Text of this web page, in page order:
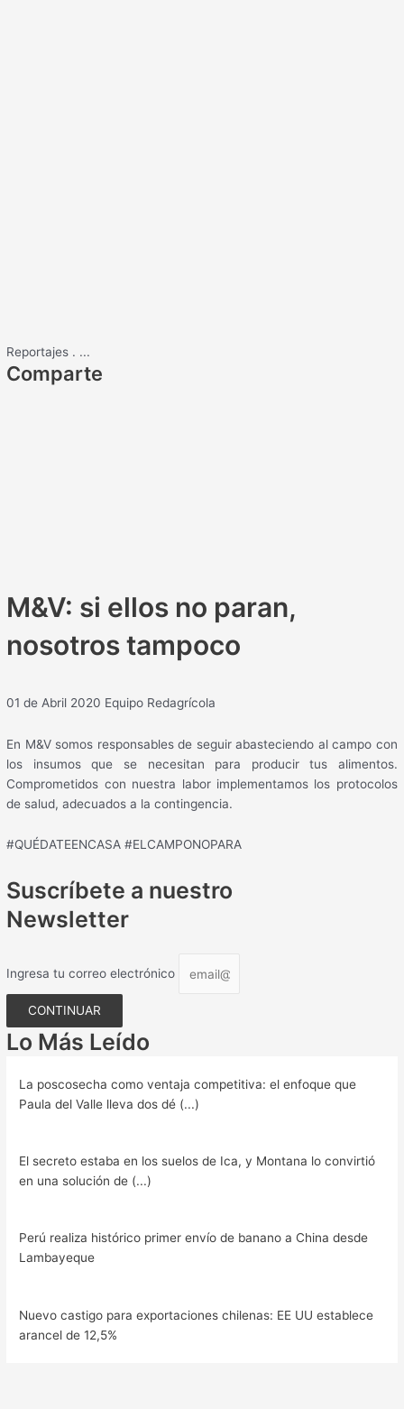
Reportajes . ...
Comparte
M&V: si ellos no paran,
nosotros tampoco
01 de Abril 2020 Equipo Redagrícola
En M&V somos responsables de seguir abasteciendo al campo con
los insumos que se necesitan para producir tus alimentos.
Comprometidos con nuestra labor implementamos los protocolos
de salud, adecuados a la contingencia.
#QUÉDATEENCASA #ELCAMPONOPARA
Suscríbete a nuestro
Newsletter
Ingresa tu correo electrónico
CONTINUAR
Lo Más Leído
La poscosecha como ventaja competitiva: el enfoque que
Paula del Valle lleva dos dé (...)
El secreto estaba en los suelos de Ica, y Montana lo convirtió
en una solución de (...)
Perú realiza histórico primer envío de banano a China desde
Lambayeque
Nuevo castigo para exportaciones chilenas: EE UU establece
arancel de 12,5%